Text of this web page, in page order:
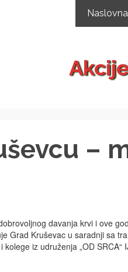
Naslovna
–
davanja krvi i ove
Grad Kruševac u saradnji sa
iz udruženja „OD